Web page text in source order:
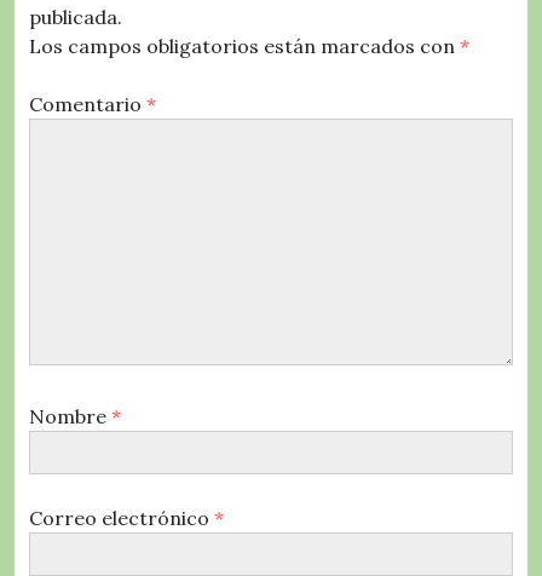
publicada.
Los campos obligatorios están marcados con *
Comentario *
Nombre *
Correo electrónico *